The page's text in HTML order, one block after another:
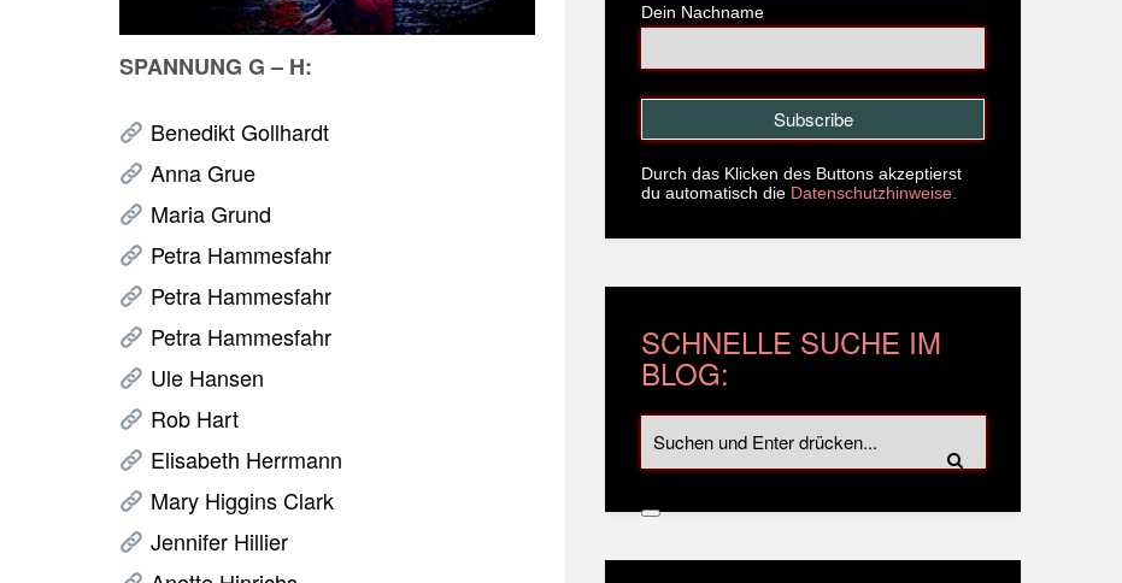
SPANNUNG G – H:
Benedikt Gollhardt
Anna Grue
Maria Grund
Petra Hammesfahr
Petra Hammesfahr
Petra Hammesfahr
Ule Hansen
Rob Hart
Elisabeth Herrmann
Mary Higgins Clark
Jennifer Hillier
Dein Nachname
Durch das Klicken des Buttons akzeptierst
du automatisch die Datenschutzhinweise.
SCHNELLE SUCHE IM
BLOG: